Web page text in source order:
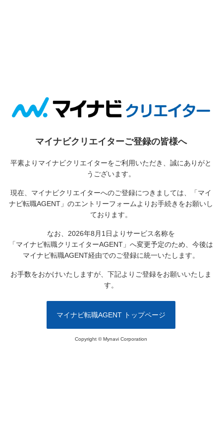
マイナビクリエイターご登録の皆様へ
平素よりマイナビクリエイターをご利用いただき、誠にありがと
うございます。
現在、マイナビクリエイターへのご登録につきましては、
「マイ
ナビ転職AGENT」のエントリーフォームよりお手続きをお願いし
ております。
なお、2026年8月1日よりサービス名称を
「マイナビ転職クリエイターAGENT」へ変更予定のため、 今後は
マイナビ転職AGENT経由でのご登録に統一いたします。
お手数をおかけいたしますが、下記よりご登録をお願いいたしま
す。
マイナビ転職AGENT トップページ
Copyright © Mynavi Corporation